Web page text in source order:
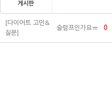
게시판
[다이어트 고민&
질문]
슬럼프인가요ㅠ 0